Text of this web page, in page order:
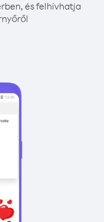
és felhívhatja